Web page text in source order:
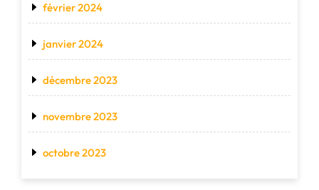
février 2024
janvier 2024
décembre 2023
novembre 2023
octobre 2023